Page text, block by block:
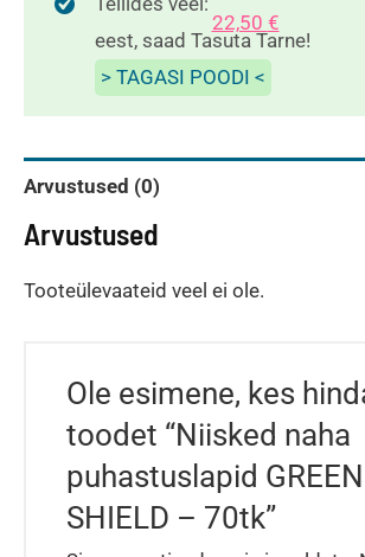
22,50 €
eest, saad Tasuta Tarne!
> TAGASI POODI <
Arvustused (0)
Arvustused
Tooteülevaateid veel ei ole.
Ole esimene, kes
toodet “Niisked naha
puhastuslapid GREEN
SHIELD – 70tk”